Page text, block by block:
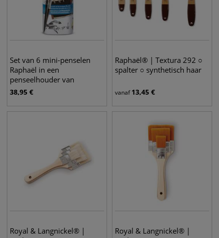
Set van 6 mini-penselen
Raphaël in een
penseelhouder van
bamboo
38,95 €
Raphaël® | Textura 292 ○
spalter ○ synthetisch haar
vanaf 13,45 €
Royal & Langnickel® |
Royal & Langnickel® |